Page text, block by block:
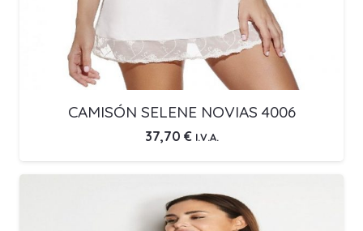
CAMISÓN SELENE NOVIAS 4006
37,70 € I.V.A.